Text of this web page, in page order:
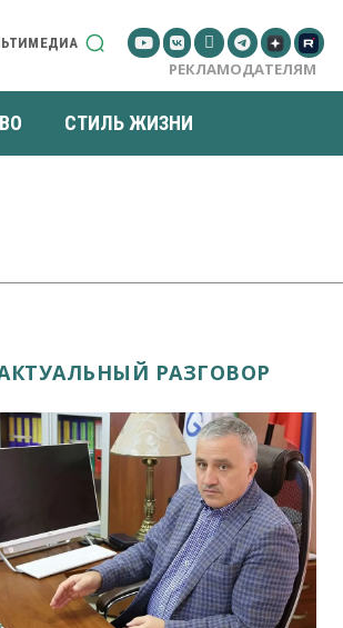
РЕКЛАМОДАТЕЛЯМ
СТИЛЬ ЖИЗНИ
РАЗГОВОР